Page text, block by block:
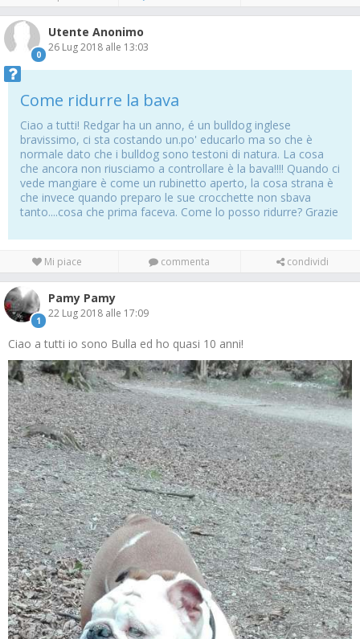
0
Utente Anonimo
26 Lug 2018 alle 13:03
Come ridurre la bava
Ciao a tutti! Redgar ha un anno, é un bulldog inglese
bravissimo, ci sta costando un.po' educarlo ma so che è
normale dato che i bulldog sono testoni di natura. La cosa
che ancora non riusciamo a controllare è la bava!!!! Quando ci
vede mangiare è come un rubinetto aperto, la cosa strana è
che invece quando preparo le sue crocchette non sbava
tanto....cosa che prima faceva. Come lo posso ridurre? Grazie
Mi piace commenta condividi
1
Pamy Pamy
22 Lug 2018 alle 17:09
Ciao a tutti io sono Bulla ed ho quasi 10 anni!